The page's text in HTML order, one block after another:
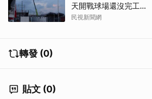
天開戰球場還沒完工...
民視新聞網
轉發 (0)
貼文 (0)